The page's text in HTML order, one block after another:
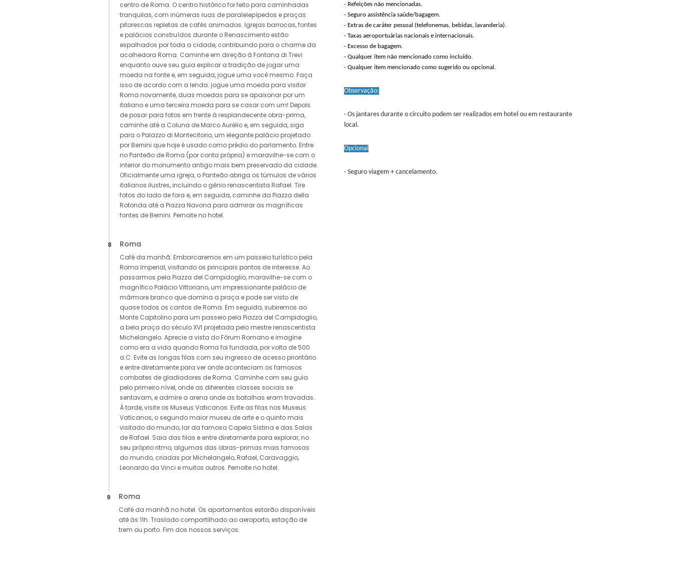
centro de Roma. O centro histórico foi feito para caminhadas
tranquilas, com inúmeras ruas de paralelepípedos e praças
pitorescas repletas de cafés animados. Igrejas barrocas, fontes
e palácios construídos durante o Renascimento estão
espalhados por toda a cidade, contribuindo para o charme da
acolhedora Roma. Caminhe em direção à Fontana di Trevi
enquanto ouve seu guia explicar a tradição de jogar uma
moeda na fonte e, em seguida, jogue uma você mesmo. Faça
isso de acordo com a lenda: jogue uma moeda para visitar
Roma novamente, duas moedas para se apaixonar por um
italiano e uma terceira moeda para se casar com um! Depois
de posar para fotos em frente à resplandecente obra-prima,
caminhe até a Coluna de Marco Aurélio e, em seguida, siga
para o Palazzo di Montecitorio, um elegante palácio projetado
por Bernini que hoje é usado como prédio do parlamento. Entre
no Panteão de Roma (por conta própria) e maravilhe-se com o
interior do monumento antigo mais bem preservado da cidade.
Oficialmente uma igreja, o Panteão abriga os túmulos de vários
italianos ilustres, incluindo o gênio renascentista Rafael. Tire
fotos do lado de fora e, em seguida, caminhe da Piazza della
Rotonda até a Piazza Navona para admirar as magníficas
fontes de Bernini. Pernoite no hotel.
8 Roma
Café da manhã. Embarcaremos em um passeio turístico pela
Roma Imperial, visitando os principais pontos de interesse. Ao
passarmos pela Piazza del Campidoglio, maravilhe-se com o
magnífico Palácio Vittoriano, um impressionante palácio de
mármore branco que domina a praça e pode ser visto de
quase todos os cantos de Roma. Em seguida, subiremos ao
Monte Capitolino para um passeio pela Piazza del Campidoglio,
a bela praça do século XVI projetada pelo mestre renascentista
Michelangelo. Aprecie a vista do Fórum Romano e imagine
como era a vida quando Roma foi fundada, por volta de 500
a.C. Evite as longas filas com seu ingresso de acesso prioritário
e entre diretamente para ver onde aconteciam os famosos
combates de gladiadores de Roma. Caminhe com seu guia
pelo primeiro nível, onde as diferentes classes sociais se
sentavam, e admire a arena onde as batalhas eram travadas.
À tarde, visite os Museus Vaticanos: Evite as filas nos Museus
Vaticanos, o segundo maior museu de arte e o quinto mais
visitado do mundo, lar da famosa Capela Sistina e das Salas
de Rafael. Saia das filas e entre diretamente para explorar, no
seu próprio ritmo, algumas das obras-primas mais famosas
do mundo, criadas por Michelangelo, Rafael, Caravaggio,
Leonardo da Vinci e muitos outros. Pernoite no hotel.
9 Roma
Café da manhã no hotel. Os apartamentos estarão disponíveis
até às 11h. Traslado compartilhado ao aeroporto, estação de
trem ou porto. Fim dos nossos serviços.
- Refeições não mencionadas.
- Seguro assistência saúde/bagagem.
- Extras de caráter pessoal (telefonemas, bebidas, lavanderia).
- Taxas aeroportuárias nacionais e internacionais.
- Excesso de bagagem.
- Qualquer item não mencionado como incluído.
- Qualquer item mencionado como sugerido ou opcional.
Observação:
· Os jantares durante o circuito podem ser realizados em hotel ou em restaurante
local.
Opcional
· Seguro viagem + cancelamento.